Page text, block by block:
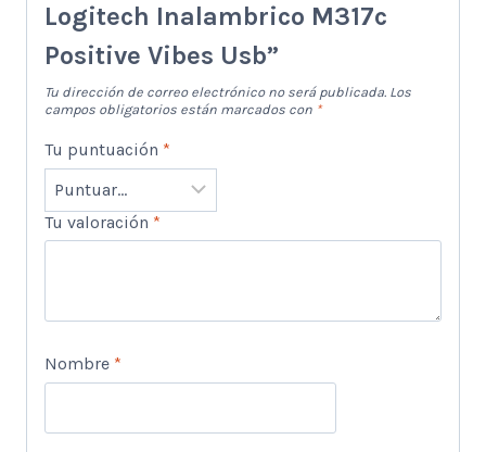
Logitech Inalambrico M317c
Positive Vibes Usb”
Tu dirección de correo electrónico no será publicada. Los
campos obligatorios están marcados con *
Tu puntuación *
Tu valoración *
Nombre *